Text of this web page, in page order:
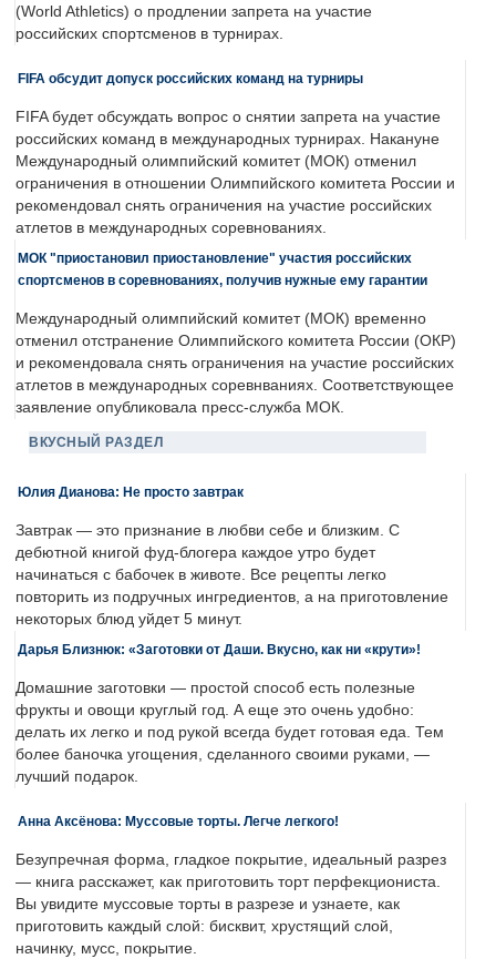
(World Athletics) о продлении запрета на участие
российских спортсменов в турнирах.
FIFA обсудит допуск российских команд на турниры
FIFA будет обсуждать вопрос о снятии запрета на участие
российских команд в международных турнирах. Накануне
Международный олимпийский комитет (МОК) отменил
ограничения в отношении Олимпийского комитета России и
рекомендовал снять ограничения на участие российских
атлетов в международных соревнованиях.
МОК "приостановил приостановление" участия российских
спортсменов в соревнованиях, получив нужные ему гарантии
Международный олимпийский комитет (МОК) временно
отменил отстранение Олимпийского комитета России (ОКР)
и рекомендовала снять ограничения на участие российских
атлетов в международных соревнваниях. Соответствующее
заявление опубликовала пресс-служба МОК.
ВКУСНЫЙ РАЗДЕЛ
Юлия Дианова: Не просто завтрак
Завтрак — это признание в любви себе и близким. С
дебютной книгой фуд-блогера каждое утро будет
начинаться с бабочек в животе. Все рецепты легко
повторить из подручных ингредиентов, а на приготовление
некоторых блюд уйдет 5 минут.
Дарья Близнюк: «Заготовки от Даши. Вкусно, как ни «крути»!
Домашние заготовки — простой способ есть полезные
фрукты и овощи круглый год. А еще это очень удобно:
делать их легко и под рукой всегда будет готовая еда. Тем
более баночка угощения, сделанного своими руками, —
лучший подарок.
Анна Аксёнова: Муссовые торты. Легче легкого!
Безупречная форма, гладкое покрытие, идеальный разрез
— книга расскажет, как приготовить торт перфекциониста.
Вы увидите муссовые торты в разрезе и узнаете, как
приготовить каждый слой: бисквит, хрустящий слой,
начинку, мусс, покрытие.